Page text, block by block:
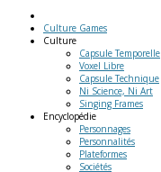
Culture Games
Culture
Capsule Temporelle
Voxel Libre
Capsule Technique
Ni Science, Ni Art
Singing Frames
Encyclopédie
Personnages
Personnalités
Plateformes
Sociétés